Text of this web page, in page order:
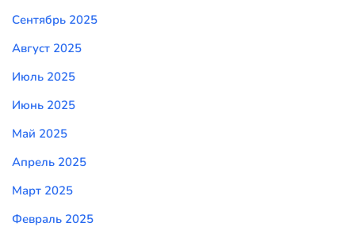
Сентябрь 2025
Август 2025
Июль 2025
Июнь 2025
Май 2025
Апрель 2025
Март 2025
Февраль 2025